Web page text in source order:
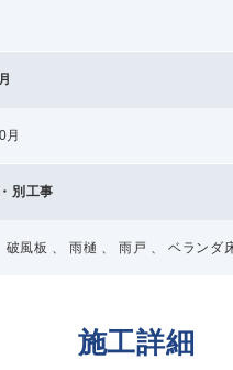
月
別工事
破風板 、 雨樋 、 雨戸 、 ベランダ
施工詳細